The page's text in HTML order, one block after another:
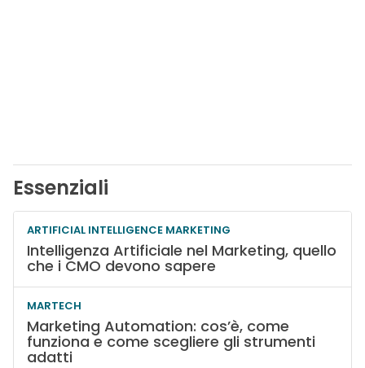
Essenziali
ARTIFICIAL INTELLIGENCE MARKETING
Intelligenza Artificiale nel Marketing, quello
che i CMO devono sapere
MARTECH
Marketing Automation: cos’è, come
funziona e come scegliere gli strumenti
adatti